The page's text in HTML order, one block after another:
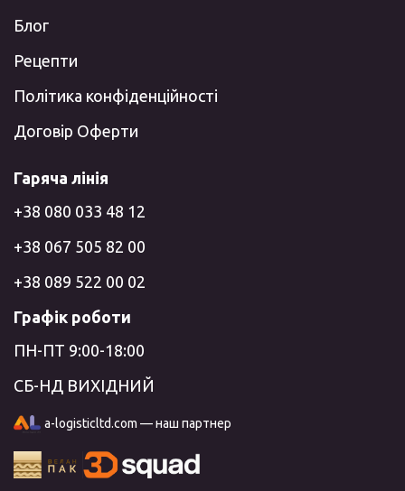
Блог
Рецепти
Політика конфіденційності
Договір Оферти
Гаряча лінія
+38 080 033 48 12
+38 067 505 82 00
+38 089 522 00 02
Графік роботи
ПН-ПТ 9:00-18:00
СБ-НД ВИХІДНИЙ
a-logisticltd.com — наш партнер